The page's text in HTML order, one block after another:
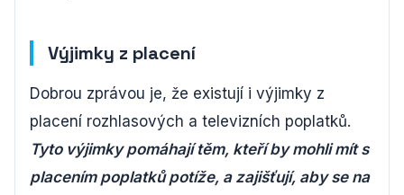
Výjimky z placení
Dobrou zprávou je, že existují i výjimky z
placení rozhlasových a televizních poplatků.
Tyto výjimky pomáhají těm, kteří by mohli mít s
placením poplatků potíže, a zajišťují, aby se na